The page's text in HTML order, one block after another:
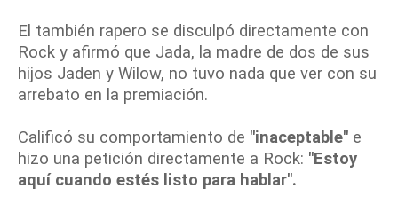
El también rapero se disculpó directamente con
Rock y afirmó que Jada, la madre de dos de sus
hijos Jaden y Wilow, no tuvo nada que ver con su
arrebato en la premiación.
Calificó su comportamiento de "inaceptable" e
hizo una petición directamente a Rock: "Estoy
aquí cuando estés listo para hablar".